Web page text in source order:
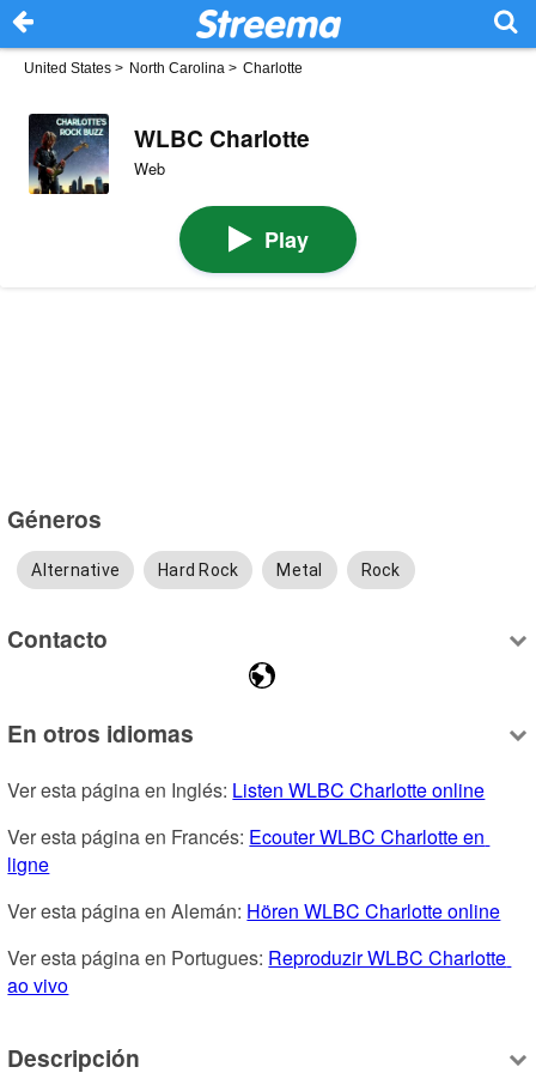
United States > North Carolina > Charlotte
WLBC Charlotte
Web
Play
Géneros
Alternative Hard Rock Metal Rock
Contacto
En otros idiomas
Ver esta página en Inglés: Listen WLBC Charlotte online
Ver esta página en Francés: Ecouter WLBC Charlotte en
ligne
Ver esta página en Alemán: Hören WLBC Charlotte online
Ver esta página en Portugues: Reproduzir WLBC Charlotte
ao vivo
Descripción